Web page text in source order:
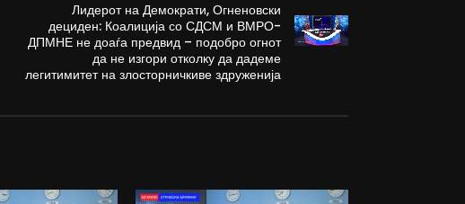
Лидерот на Демократи, Огненовски
дециден: Коалиција со СДСМ и ВМРО-
ДПМНЕ не доаѓа предвид – подобро огнот
да не изгори отколку да дадеме
легитимитет на злосторничкиве здруженија